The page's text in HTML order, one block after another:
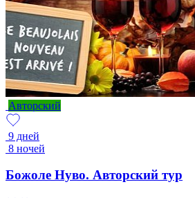
Авторский
9 дней
8 ночей
Божоле Нуво. Авторский тур